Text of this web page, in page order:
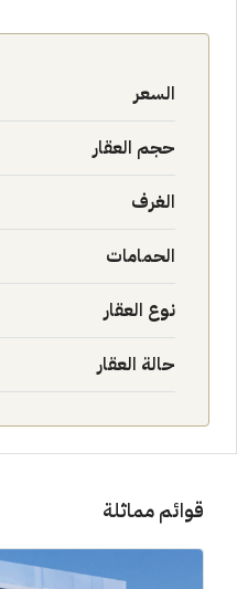
السعر
حجم العقار
الغرف
الحمامات
نوع العقار
حالة العقار
قوائم مماثلة